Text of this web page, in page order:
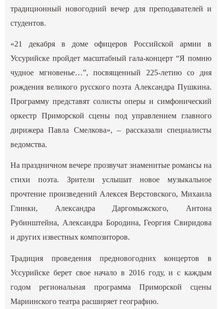
традиционный новогодний вечер для преподавателей и
студентов.
«21 декабря в доме офицеров Российской армии в
Уссурийске пройдет масштабный гала-концерт “Я помню
чудное мгновенье…”, посвященный 225-летию со дня
рождения великого русского поэта Александра Пушкина.
Программу представят солисты оперы и симфонический
оркестр Приморской сцены под управлением главного
дирижера Павла Смелкова», – рассказали специалисты
ведомства.
На праздничном вечере прозвучат знаменитые романсы на
стихи поэта. Зрители услышат новое музыкальное
прочтение произведений Алексея Верстовского, Михаила
Глинки, Александра Даргомыжского, Антона
Рубинштейна, Александра Бородина, Георгия Свиридова
и других известных композиторов.
Традиция проведения предновогодних концертов в
Уссурийске берет свое начало в 2016 году, и с каждым
годом региональная программа Приморской сцены
Мариинского театра расширяет географию.